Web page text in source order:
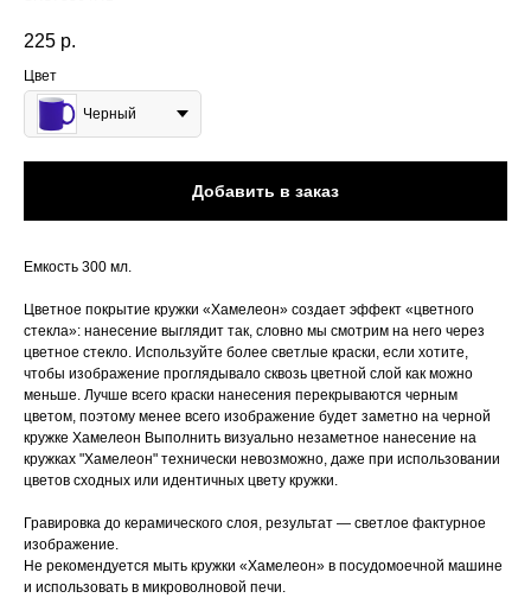
225 р.
Цвет
Черный
Добавить в заказ
Емкость 300 мл.
Цветное покрытие кружки «Хамелеон» создает эффект «цветного
стекла»: нанесение выглядит так, словно мы смотрим на него через
цветное стекло. Используйте более светлые краски, если хотите,
чтобы изображение проглядывало сквозь цветной слой как можно
меньше. Лучше всего краски нанесения перекрываются черным
цветом, поэтому менее всего изображение будет заметно на черной
кружке Хамелеон Выполнить визуально незаметное нанесение на
кружках "Хамелеон" технически невозможно, даже при использовании
цветов сходных или идентичных цвету кружки.
Гравировка до керамического слоя, результат — светлое фактурное
изображение.
Не рекомендуется мыть кружки «Хамелеон» в посудомоечной машине
и использовать в микроволновой печи.